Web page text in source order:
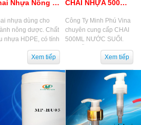
Chai Nhựa Nông Dược
nhựa dùng cho
nông dược. Chất
nhựa HDPE, có tính
cơ học cao, chịu
tốt và phù hợp cho
thành...
CHAI NHỰA 500ML NƯỚC SUỐI
Công Ty Minh Phú Vina
chuyên cung cấp CHAI
500ML NƯỚC SUỐI.
Với mẫu mã đa dạng và
nhiều dung tích khác
nhau, hy vọng công ty...